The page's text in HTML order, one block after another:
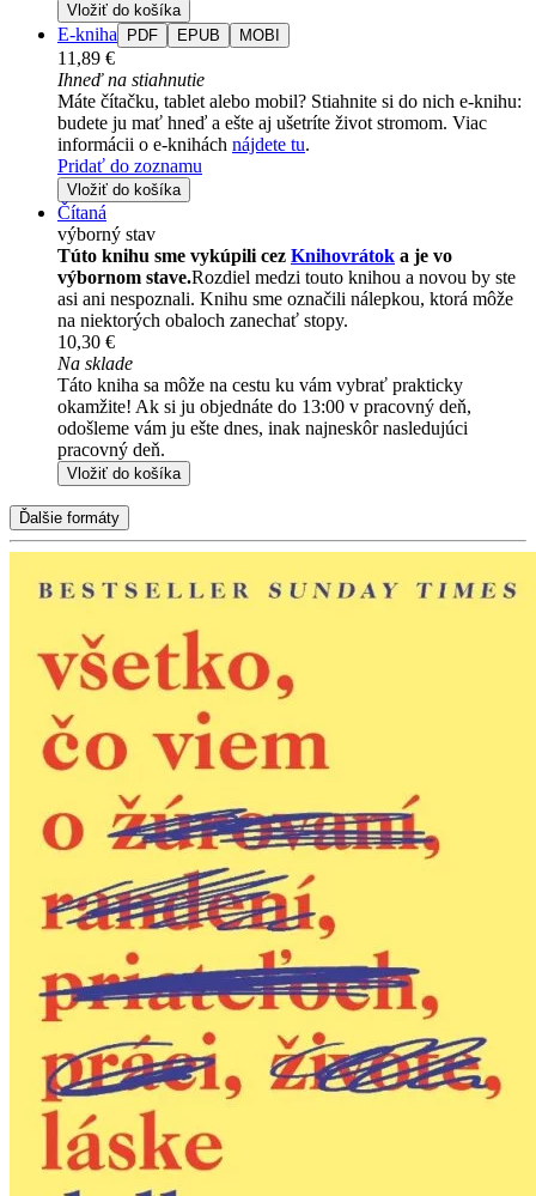
Vložiť do košíka
E-kniha PDF EPUB MOBI
11,89 €
Ihneď na stiahnutie
Máte čítačku, tablet alebo mobil? Stiahnite si do nich e-knihu:
budete ju mať hneď a ešte aj ušetríte život stromom. Viac
informácii o e-knihách nájdete tu.
Pridať do zoznamu
Vložiť do košíka
Čítaná
výborný stav
Túto knihu sme vykúpili cez Knihovrátok a je vo
výbornom stave.Rozdiel medzi touto knihou a novou by ste
asi ani nespoznali. Knihu sme označili nálepkou, ktorá môže
na niektorých obaloch zanechať stopy.
10,30 €
Na sklade
Táto kniha sa môže na cestu ku vám vybrať prakticky
okamžite! Ak si ju objednáte do 13:00 v pracovný deň,
odošleme vám ju ešte dnes, inak najneskôr nasledujúci
pracovný deň.
Vložiť do košíka
Ďalšie formáty